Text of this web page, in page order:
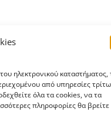
ηλεκτρονικού καταστήματος,
από υπηρεσίες
όλα τα cookies, να τα
πληροφορίες θα βρείτε